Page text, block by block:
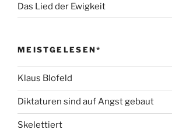
Das Lied der Ewigkeit
MEISTGELESEN*
Klaus Blofeld
Diktaturen sind auf Angst gebaut
Skelettiert